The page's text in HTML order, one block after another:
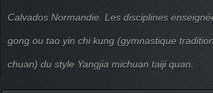
Calvados Normandie. Les disciplines
gong ou tao yin chi kung (gymnastique
chuan) du style Yangjia michuan taiji quan.